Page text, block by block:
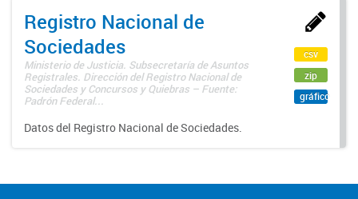
Registro Nacional de
Sociedades
Ministerio de Justicia. Subsecretaría de Asuntos
Registrales. Dirección del Registro Nacional de
Sociedades y Concursos y Quiebras – Fuente:
Padrón Federal...
Datos del Registro Nacional de Sociedades.
csv
zip
gráfico